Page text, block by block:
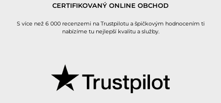
CERTIFIKOVANÝ ONLINE OBCHOD
S více než 6 000 recenzemi na Trustpilotu a špičkovým hodnocením ti
nabízíme tu nejlepší kvalitu a služby.